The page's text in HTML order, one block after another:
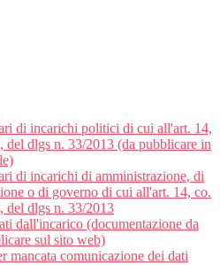
di incarichi politici di cui all'art. 14,
del dlgs n. 33/2013 (da pubblicare in
di incarichi di amministrazione, di
o di governo di cui all'art. 14, co.
del dlgs n. 33/2013
dall'incarico (documentazione da
sul sito web)
mancata comunicazione dei dati